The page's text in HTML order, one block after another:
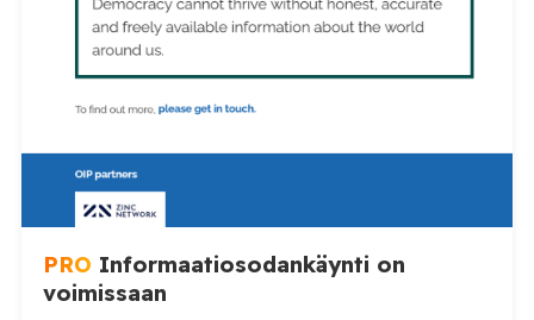
PRO Informaatiosodankäynti on
voimissaan